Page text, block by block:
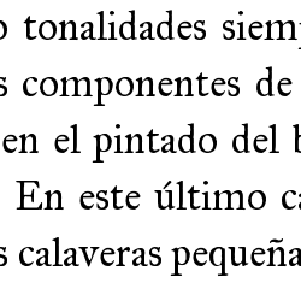
tonalidades
componentes
el pintado del
En este último